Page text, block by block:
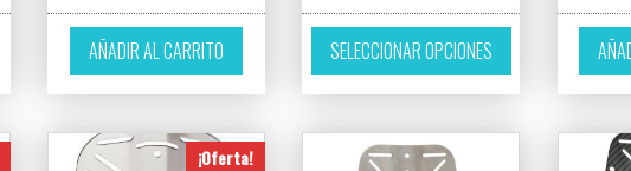
AÑADIR AL CARRITO SELECCIONAR OPCIONES
Este producto
¡Oferta!